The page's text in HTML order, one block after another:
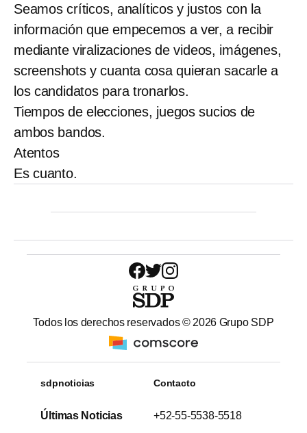
Seamos críticos, analíticos y justos con la
información que empecemos a ver, a recibir
mediante viralizaciones de videos, imágenes,
screenshots y cuanta cosa quieran sacarle a
los candidatos para tronarlos.
Tiempos de elecciones, juegos sucios de
ambos bandos.
Atentos
Es cuanto.
Todos los derechos reservados © 2026 Grupo SDP
sdpnoticias
Últimas Noticias
Contacto
+52-55-5538-5518